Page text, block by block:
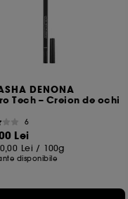
DENONA
Tech – Creion de ochi
6
Lei
Lei / 100g
disponibile